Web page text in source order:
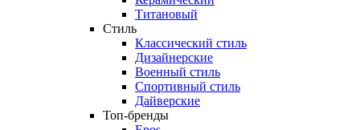
Титановый
Стиль
Классический стиль
Дизайнерские
Военный стиль
Спортивный стиль
Дайверские
Топ-бренды